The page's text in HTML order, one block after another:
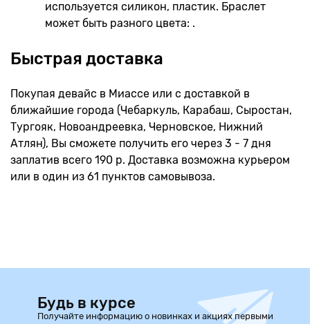
используется силикон, пластик. Браслет
может быть разного цвета: .
Быстрая доставка
Покупая девайс в Миассе или с доставкой в
ближайшие города (Чебаркуль, Карабаш, Сыростан,
Тургояк, Новоандреевка, Черновское, Нижний
Атлян), Вы сможете получить его через 3 - 7 дня
заплатив всего 190 р. Доставка возможна курьером
или в один из 61 пунктов самовывоза.
Будь в курсе
Получайте информацию о новинках и акциях первыми